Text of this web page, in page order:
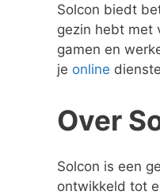
Solcon biedt
gezin hebt met
gamen en
je online
Over
Solcon is een
ontwikkeld tot